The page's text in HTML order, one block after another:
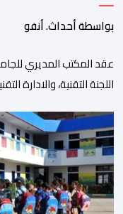
بواسطة أحداث. أنفو
عقد المكتب المديري
اللجنة التقنية، والادارة
المنتخبات الوطنية خلال
من طرف اللجنة التقنية